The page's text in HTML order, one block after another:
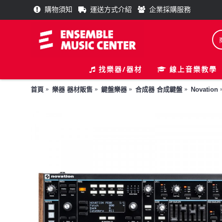
購物須知 運送方式介紹 企業採購服務
找樂器/器材 線上音樂教學
首頁 樂器 器材販售 鍵盤樂器 合成器 合成鍵盤 Novation